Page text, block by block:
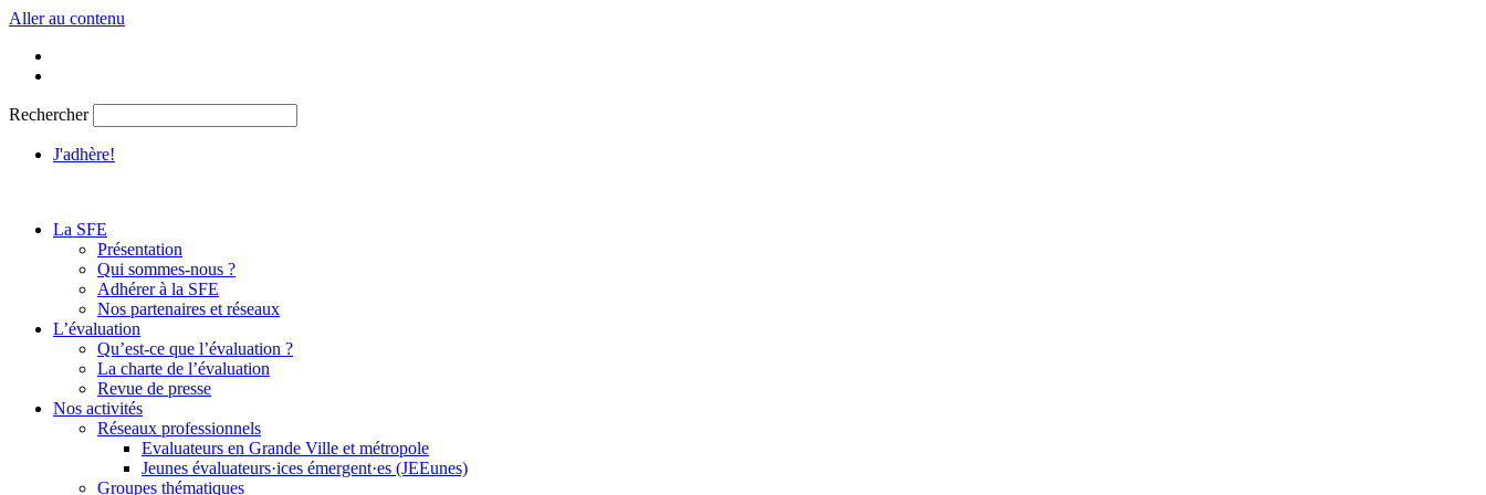
Aller au contenu
Rechercher
J'adhère!
La SFE
Présentation
Qui sommes-nous ?
Adhérer à la SFE
Nos partenaires et réseaux
L’évaluation
Qu’est-ce que l’évaluation ?
La charte de l’évaluation
Revue de presse
Nos activités
Réseaux professionnels
Evaluateurs en Grande Ville et métropole
Jeunes évaluateurs·ices émergent·es (JEEunes)
Groupes thématiques